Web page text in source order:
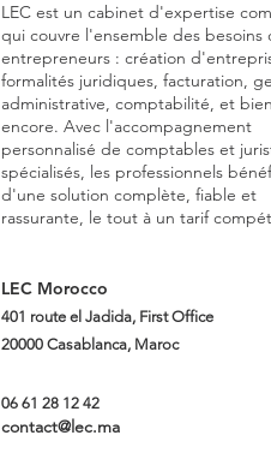
LEC est un cabinet d'expertise
qui couvre l'ensemble des besoins
entrepreneurs : création
formalités juridiques, facturation,
administrative, comptabilité, et
encore. Avec l'accompagnement
personnalisé de comptables et
spécialisés, les professionnels
d'une solution complète, fiable et
rassurante, le tout à un tarif
LEC Morocco
401 route el Jadida, First Office
20000 Casablanca, Maroc
06 61 28 12 42
contact@lec.ma